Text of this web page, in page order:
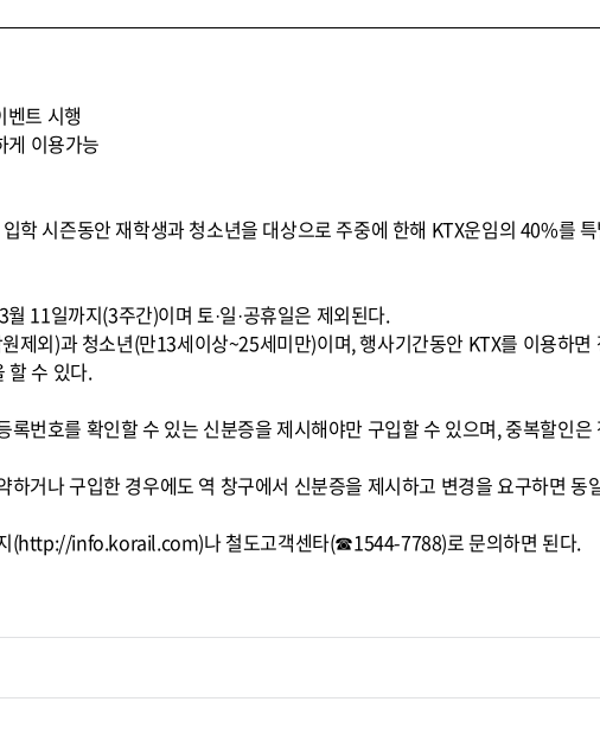
벤트 시행
게 이용가능
학 시즌동안 재학생과 청소년을 대상으로 주중에 한해 KTX운임의 40%를
11일까지(3주간)이며 토·일·공휴일은 제외된다.
제외)과 청소년(만13세이상~25세미만)이며, 행사기간동안 KTX를 이용하
할 수 있다.
번호를 확인할 수 있는 신분증을 제시해야만 구입할 수 있으며, 중복할인은
거나 구입한 경우에도 역 창구에서 신분증을 제시하고 변경을 요구하면 동
(http://info.korail.com)나 철도고객센타(☎1544-7788)로 문의하면 된다.